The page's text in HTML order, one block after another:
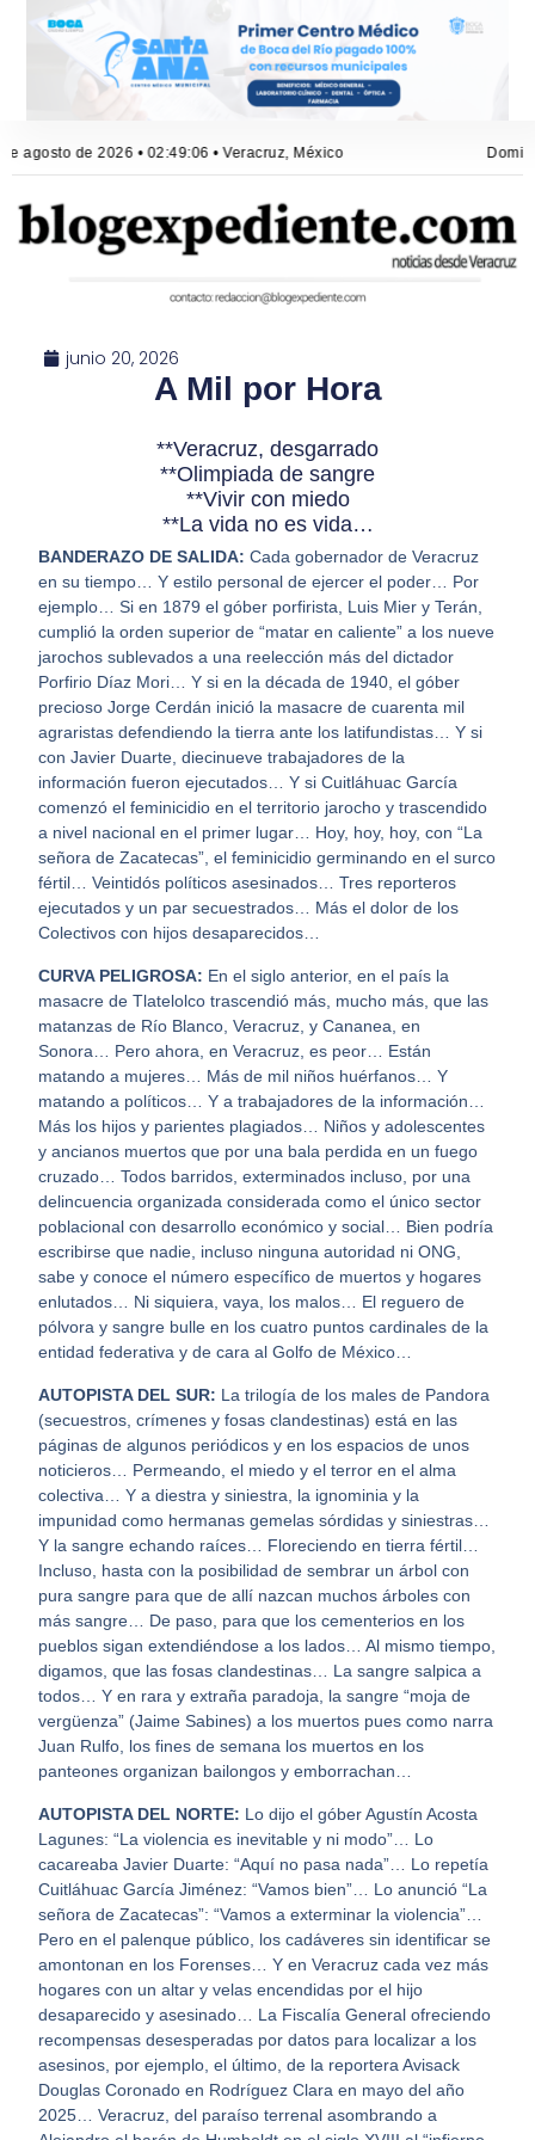
agosto de 2026 • 02:49:06 • Veracruz, México
junio 20, 2026
A Mil por Hora
**Veracruz, desgarrado
**Olimpiada de sangre
**Vivir con miedo
BANDERAZO DE SALIDA: Cada gobernador de Veracruz
en su tiempo… Y estilo personal de ejercer el poder… Por
ejemplo… Si en 1879 el góber porfirista, Luis Mier y Terán,
cumplió la orden superior de “matar en caliente” a los nueve
jarochos sublevados a una reelección más del dictador
Porfirio Díaz Mori… Y si en la década de 1940, el góber
precioso Jorge Cerdán inició la masacre de cuarenta mil
agraristas defendiendo la tierra ante los latifundistas… Y si
con Javier Duarte, diecinueve trabajadores de la
información fueron ejecutados… Y si Cuitláhuac García
comenzó el feminicidio en el territorio jarocho y trascendido
a nivel nacional en el primer lugar… Hoy, hoy, hoy, con “La
señora de Zacatecas”, el feminicidio germinando en el surco
fértil… Veintidós políticos asesinados… Tres reporteros
ejecutados y un par secuestrados… Más el dolor de los
Colectivos con hijos desaparecidos…
CURVA PELIGROSA: En el siglo anterior, en el país la
masacre de Tlatelolco trascendió más, mucho más, que las
matanzas de Río Blanco, Veracruz, y Cananea, en
Sonora… Pero ahora, en Veracruz, es peor… Están
matando a mujeres… Más de mil niños huérfanos… Y
matando a políticos… Y a trabajadores de la información…
Más los hijos y parientes plagiados… Niños y adolescentes
y ancianos muertos que por una bala perdida en un fuego
cruzado… Todos barridos, exterminados incluso, por una
delincuencia organizada considerada como el único sector
poblacional con desarrollo económico y social… Bien podría
escribirse que nadie, incluso ninguna autoridad ni ONG,
sabe y conoce el número específico de muertos y hogares
enlutados… Ni siquiera, vaya, los malos… El reguero de
pólvora y sangre bulle en los cuatro puntos cardinales de la
entidad federativa y de cara al Golfo de México…
AUTOPISTA DEL SUR: La trilogía de los males de Pandora
(secuestros, crímenes y fosas clandestinas) está en las
páginas de algunos periódicos y en los espacios de unos
noticieros… Permeando, el miedo y el terror en el alma
colectiva… Y a diestra y siniestra, la ignominia y la
impunidad como hermanas gemelas sórdidas y siniestras…
Y la sangre echando raíces… Floreciendo en tierra fértil…
Incluso, hasta con la posibilidad de sembrar un árbol con
pura sangre para que de allí nazcan muchos árboles con
más sangre… De paso, para que los cementerios en los
pueblos sigan extendiéndose a los lados… Al mismo tiempo,
digamos, que las fosas clandestinas… La sangre salpica a
todos… Y en rara y extraña paradoja, la sangre “moja de
vergüenza” (Jaime Sabines) a los muertos pues como narra
Juan Rulfo, los fines de semana los muertos en los
panteones organizan bailongos y emborrachan…
AUTOPISTA DEL NORTE: Lo dijo el góber Agustín Acosta
Lagunes: “La violencia es inevitable y ni modo”… Lo
cacareaba Javier Duarte: “Aquí no pasa nada”… Lo repetía
Cuitláhuac García Jiménez: “Vamos bien”… Lo anunció “La
señora de Zacatecas”: “Vamos a exterminar la violencia”…
Pero en el palenque público, los cadáveres sin identificar se
amontonan en los Forenses… Y en Veracruz cada vez más
hogares con un altar y velas encendidas por el hijo
desaparecido y asesinado… La Fiscalía General ofreciendo
recompensas desesperadas por datos para localizar a los
asesinos, por ejemplo, el último, de la reportera Avisack
Douglas Coronado en Rodríguez Clara en mayo del año
2025… Veracruz, del paraíso terrenal asombrando a